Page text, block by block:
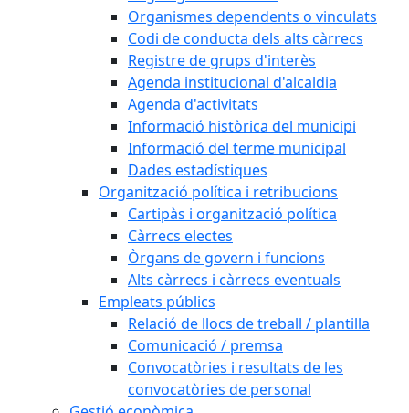
Organismes dependents o vinculats
Codi de conducta dels alts càrrecs
Registre de grups d'interès
Agenda institucional d'alcaldia
Agenda d'activitats
Informació històrica del municipi
Informació del terme municipal
Dades estadístiques
Organització política i retribucions
Cartipàs i organització política
Càrrecs electes
Òrgans de govern i funcions
Alts càrrecs i càrrecs eventuals
Empleats públics
Relació de llocs de treball / plantilla
Comunicació / premsa
Convocatòries i resultats de les
convocatòries de personal